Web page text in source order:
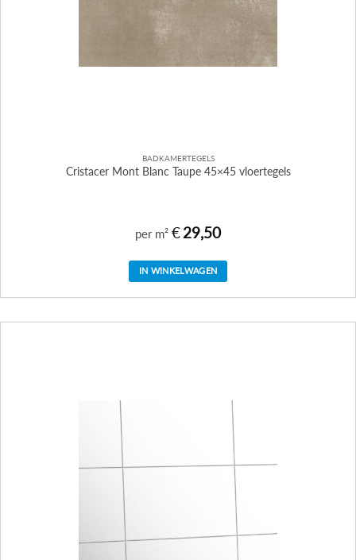
BADKAMERTEGELS
Cristacer Mont Blanc Taupe 45×45 vloertegels
per m² €29,50
IN WINKELWAGEN